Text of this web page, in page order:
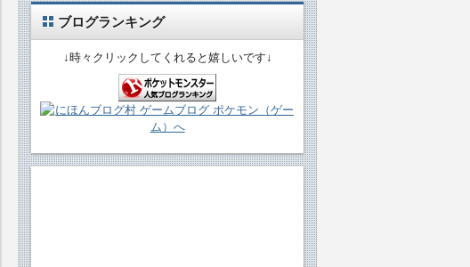
ブログランキング
↓時々クリックしてくれると嬉しいです↓